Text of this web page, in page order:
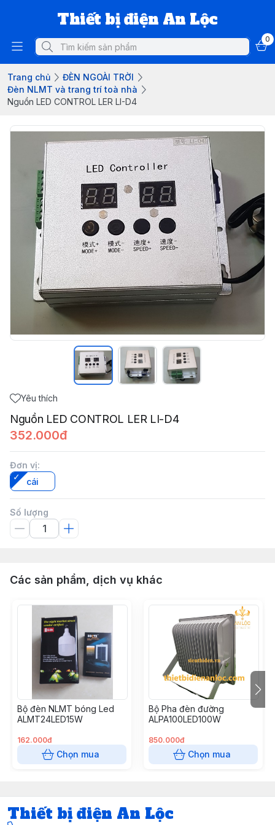
Thiết bị điện An Lộc
0
Trang chủ
ĐÈN NGOÀI TRỜI
Đèn NLMT và trang trí toà nhà
Nguồn LED CONTROL LER LI-D4
Yêu thích
Nguồn LED CONTROL LER LI-D4
352.000đ
Đơn vị:
cái
Số lượng
Các sản phẩm, dịch vụ khác
Bộ đèn NLMT bóng Led
ALMT24LED15W
162.000đ
Chọn mua
Bộ Pha đèn đường
ALPA100LED100W
850.000đ
Chọn mua
Thiết bị điện An Lộc